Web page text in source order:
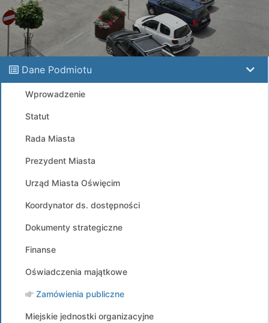
Dane Podmiotu
Wprowadzenie
Statut
Rada Miasta
Prezydent Miasta
Urząd Miasta Oświęcim
Koordynator ds. dostępności
Dokumenty strategiczne
Finanse
Oświadczenia majątkowe
Zamówienia publiczne
Miejskie jednostki organizacyjne